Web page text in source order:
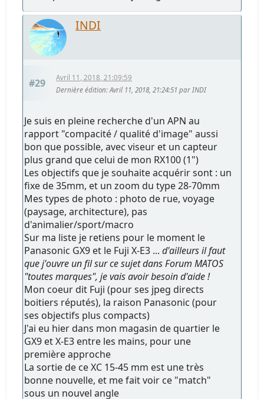
INDI
#29
Avril 11, 2018, 21:09:59
Dernière édition: Avril 11, 2018, 21:24:51 par INDI
Je suis en pleine recherche d'un APN au
rapport "compacité / qualité d'image" aussi
bon que possible, avec viseur et un capteur
plus grand que celui de mon RX100 (1")
Les objectifs que je souhaite acquérir sont : un
fixe de 35mm, et un zoom du type 28-70mm
Mes types de photo : photo de rue, voyage
(paysage, architecture), pas
d'animalier/sport/macro
Sur ma liste je retiens pour le moment le
Panasonic GX9 et le Fuji X-E3 ...d'ailleurs il faut
que j'ouvre un fil sur ce sujet dans Forum MATOS
"toutes marques", je vais avoir besoin d'aide !
Mon coeur dit Fuji (pour ses jpeg directs
boitiers réputés), la raison Panasonic (pour
ses objectifs plus compacts)
J'ai eu hier dans mon magasin de quartier le
GX9 et X-E3 entre les mains, pour une
première approche
La sortie de ce XC 15-45 mm est une très
bonne nouvelle, et me fait voir ce "match"
sous un nouvel angle